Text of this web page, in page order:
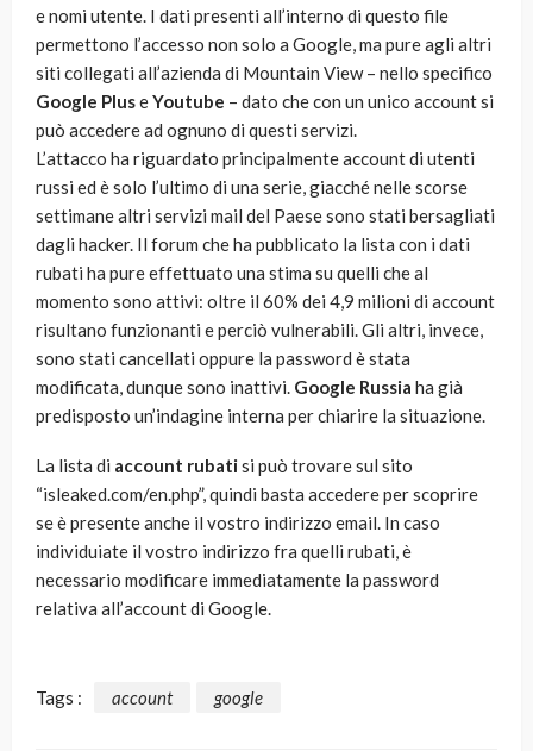
e nomi utente. I dati presenti all’interno di questo file
permettono l’accesso non solo a Google, ma pure agli altri
siti collegati all’azienda di Mountain View – nello specifico
Google PluseYoutube – dato che con un unico account si
può accedere ad ognuno di questi servizi.
L’attacco ha riguardato principalmente account di utenti
russi ed è solo l’ultimo di una serie, giacché nelle scorse
settimane altri servizi mail del Paese sono stati bersagliati
dagli hacker. Il forum che ha pubblicato la lista con i dati
rubati ha pure effettuato una stima su quelli che al
momento sono attivi: oltre il 60% dei 4,9 milioni di account
risultano funzionanti e perciò vulnerabili. Gli altri, invece,
sono stati cancellati oppure la password è stata
modificata, dunque sono inattivi. Google Russia ha già
predisposto un’indagine interna per chiarire la situazione.
La lista di account rubatisi può trovare sul sito
“isleaked.com/en.php”, quindi basta accedere per scoprire
se è presente anche il vostro indirizzo email. In caso
individuiate il vostro indirizzo fra quelli rubati, è
necessario modificare immediatamente la password
relativa all’account di Google.
Tags : account google